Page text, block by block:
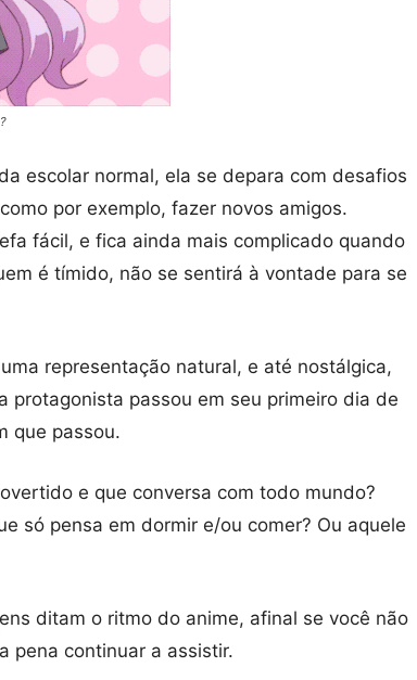
escolar normal, ela se depara com desafios
por exemplo, fazer novos amigos.
fácil, e fica ainda mais complicado quando
é tímido, não se sentirá à vontade para se
representação natural, e até nostálgica,
protagonista passou em seu primeiro dia de
que passou.
e que conversa com todo mundo?
só pensa em dormir e/ou comer? Ou aquele
ditam o ritmo do anime, afinal se você não
pena continuar a assistir.